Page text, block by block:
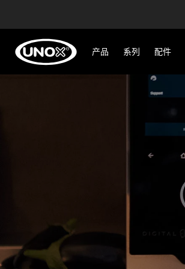
产品 系列 配件